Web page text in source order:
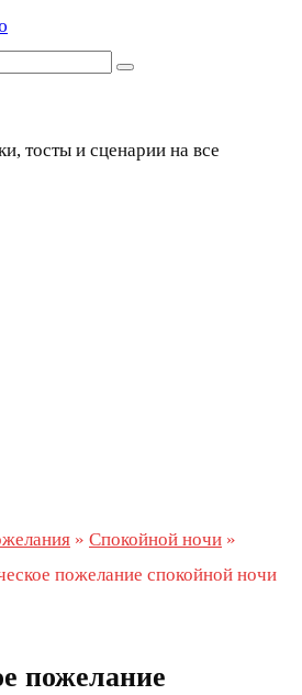
тосты и сценарии на все
» Спокойной ночи »
пожелание спокойной ночи
пожелание